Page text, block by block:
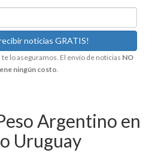
te lo aseguramos. El envío de noticias NO
ningún costo
Argentino en
Uruguay